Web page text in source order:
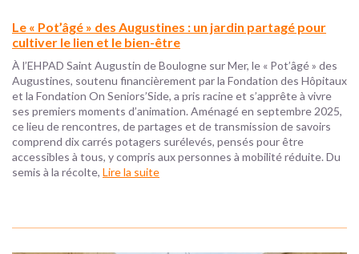
Le « Pot’âgé » des Augustines : un jardin partagé pour
cultiver le lien et le bien-être
À l’EHPAD Saint Augustin de Boulogne sur Mer, le « Pot’âgé » des
Augustines, soutenu financièrement par la Fondation des Hôpitaux
et la Fondation On Seniors’Side, a pris racine et s’apprête à vivre
ses premiers moments d’animation. Aménagé en septembre 2025,
ce lieu de rencontres, de partages et de transmission de savoirs
comprend dix carrés potagers surélevés, pensés pour être
accessibles à tous, y compris aux personnes à mobilité réduite. Du
semis à la récolte, Lire la suite